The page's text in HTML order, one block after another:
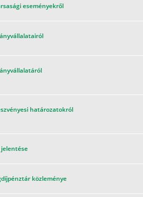
eseményekről
határozatokról
jelentése
közleménye